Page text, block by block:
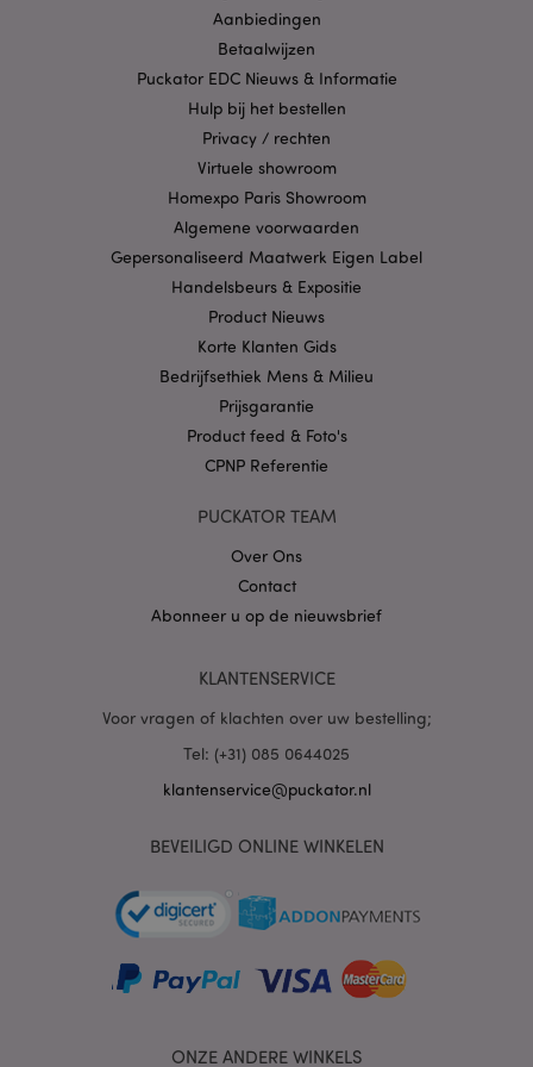
Aanbiedingen
Betaalwijzen
Puckator EDC Nieuws & Informatie
Hulp bij het bestellen
Privacy / rechten
Virtuele showroom
Homexpo Paris Showroom
Algemene voorwaarden
Gepersonaliseerd Maatwerk Eigen Label
Handelsbeurs & Expositie
Product Nieuws
Korte Klanten Gids
Bedrijfsethiek Mens & Milieu
Prijsgarantie
Product feed & Foto's
CPNP Referentie
PUCKATOR TEAM
Over Ons
Contact
Abonneer u op de nieuwsbrief
KLANTENSERVICE
Voor vragen of klachten over uw bestelling;
Tel: (+31) 085 0644025
klantenservice@puckator.nl
BEVEILIGD ONLINE WINKELEN
ONZE ANDERE WINKELS
strikt noodzakelijke cookies kan de website niet
goed gebruikt worden.
Naam
Provider
CookieScriptConsent
PHPSESSID
PHP.net
mage-cache-sessid
Adobe Inc.
Privacybeleid van